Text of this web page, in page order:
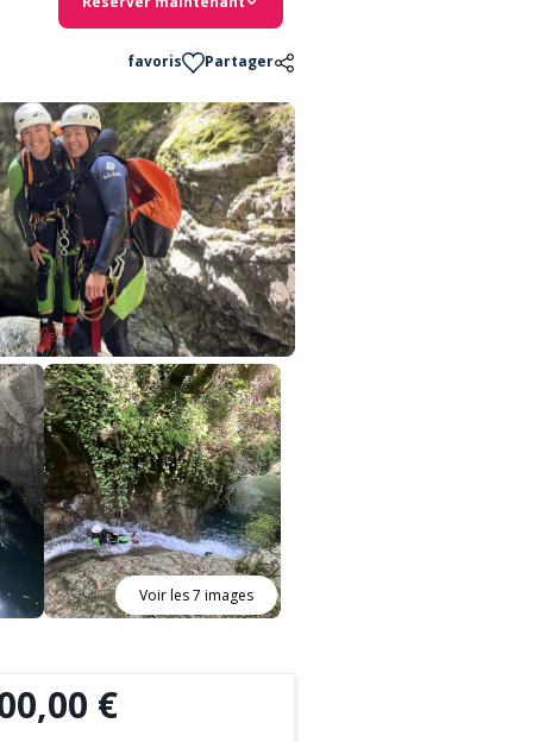
favoris Partager
Voir les 7 images
€